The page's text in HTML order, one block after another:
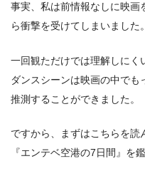
事実、私は前情報なしに映画
ら衝撃を受けてしまいました。
一回観ただけでは理解しにく
ダンスシーンは映画の中でも
推測することができました。
ですから、まずはこちらを
『エンテベ空港の7日間』を